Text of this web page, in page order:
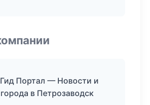
Портал — Новости и
в Петрозаводск